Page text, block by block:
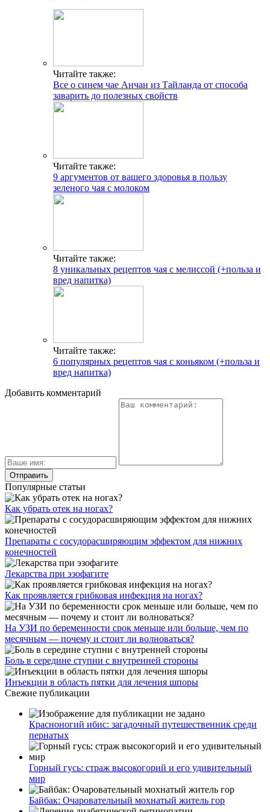
Читайте также:
Все о синем чае Анчан из Тайланда от способа
заварить до полезных свойств
Читайте также:
9 аргументов от вашего здоровья в пользу
зеленого чая с молоком
Читайте также:
8 уникальных рецептов чая с мелиссой (+польза и
вред напитка)
Читайте также:
6 популярных рецептов чая с коньяком (+польза и
вред напитка)
Добавить комментарий
Популярные статьи
Как убрать отек на ногах?
Препараты с сосудорасширяющим эффектом для нижних
конечностей
Лекарства при эзофагите
Как проявляется грибковая инфекция на ногах?
На УЗИ по беременности срок меньше или больше, чем по
месячным — почему и стоит ли волноваться?
Боль в середине ступни с внутренней стороны
Инъекции в область пятки для лечения шпоры
Свежие публикации
Красноногий ибис: загадочный путешественник среди
пернатых
Горный гусь: страж высокогорий и его удивительный
мир
Байбак: Очаровательный мохнатый житель гор